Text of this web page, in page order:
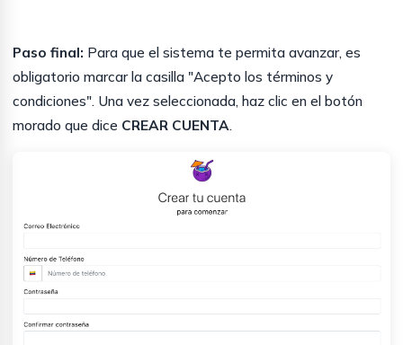
Paso final: Para que el sistema te permita avanzar, es
obligatorio marcar la casilla "Acepto los términos y
condiciones". Una vez seleccionada, haz clic en el botón
morado que dice CREAR CUENTA.